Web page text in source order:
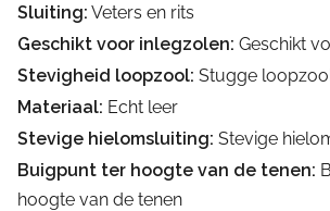
Sluiting: Veters en rits
Geschikt voor inlegzolen: Geschikt
Stevigheid loopzool: Stugge
Materiaal: Echt leer
Stevige hielomsluiting: Stevige
Buigpunt ter hoogte van de tenen:
hoogte van de tenen